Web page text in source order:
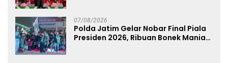
07/08/2026
Polda Jatim Gelar Nobar Final Piala
Presiden 2026, Ribuan Bonek Mania